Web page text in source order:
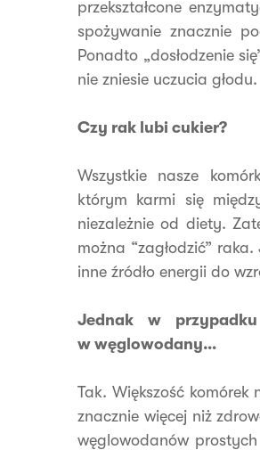
przekształcone
spożywanie znacznie
Ponadto „dosłodzenie
nie zniesie uczucia głodu.
Czy rak lubi cukier?
Wszystkie nasze
którym karmi się
niezależnie od diety.
można “zagłodzić”
inne źródło energii do
Jednak w
w węglowodany…
Tak. Większość
znacznie więcej niż
węglowodanów